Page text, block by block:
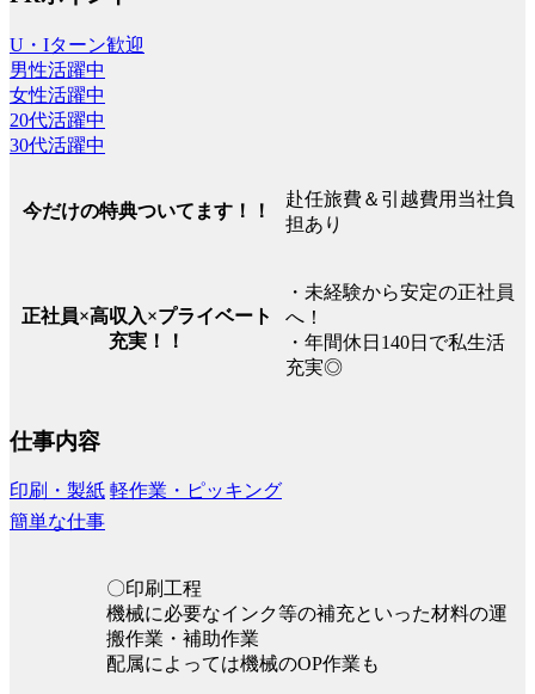
U・Iターン歓迎
男性活躍中
女性活躍中
20代活躍中
30代活躍中
今だけの特典ついてます！！
赴任旅費＆引越費用当社負
担あり
正社員×高収入×プライベート
充実！！
・未経験から安定の正社員
へ！
・年間休日140日で私生活
充実◎
仕事内容
印刷・製紙 軽作業・ピッキング
簡単な仕事
〇印刷工程
機械に必要なインク等の補充といった材料の運
搬作業・補助作業
配属によっては機械のOP作業も